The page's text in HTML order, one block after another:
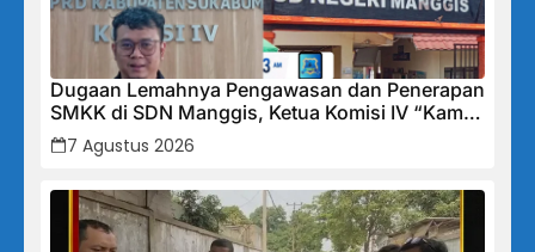
Dugaan Lemahnya Pengawasan dan Penerapan
SMKK di SDN Manggis, Ketua Komisi IV “Kami
Tidak Akan Segan Menindak”
7 Agustus 2026